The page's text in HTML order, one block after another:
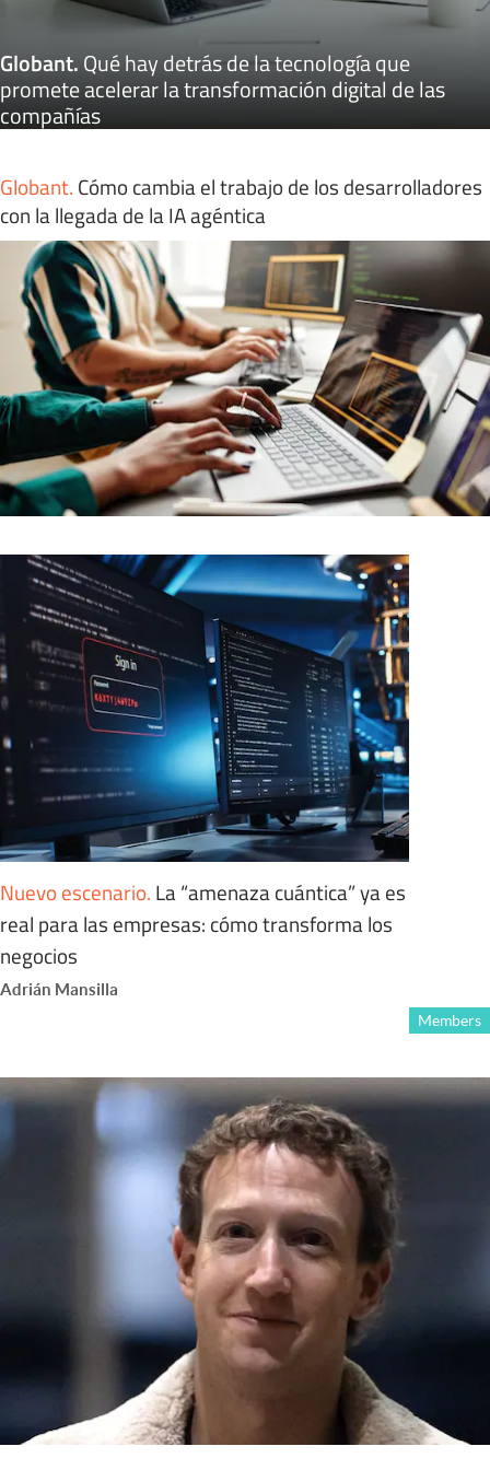
Globant.Qué hay detrás de la tecnología que
promete acelerar la transformación digital de las
compañías
Globant. Cómo cambia el trabajo de los desarrolladores
con la llegada de la IA agéntica
Nuevo escenario. La “amenaza cuántica” ya es
real para las empresas: cómo transforma los
negocios
Adrián Mansilla
Members